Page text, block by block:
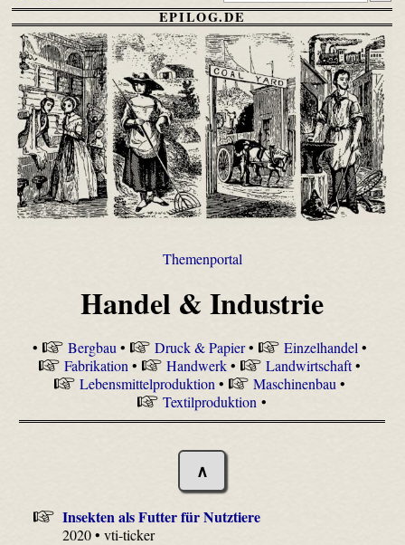
EPILOG.DE
Themenportal
Handel & Industrie
• Bergbau • Druck & Papier• Einzelhandel •
Fabrikation • Handwerk• Landwirtschaft•
Lebensmittelproduktion • Maschinenbau •
Textilproduktion •
∧
Insekten als Futter für Nutztiere
2020 • vti-ticker